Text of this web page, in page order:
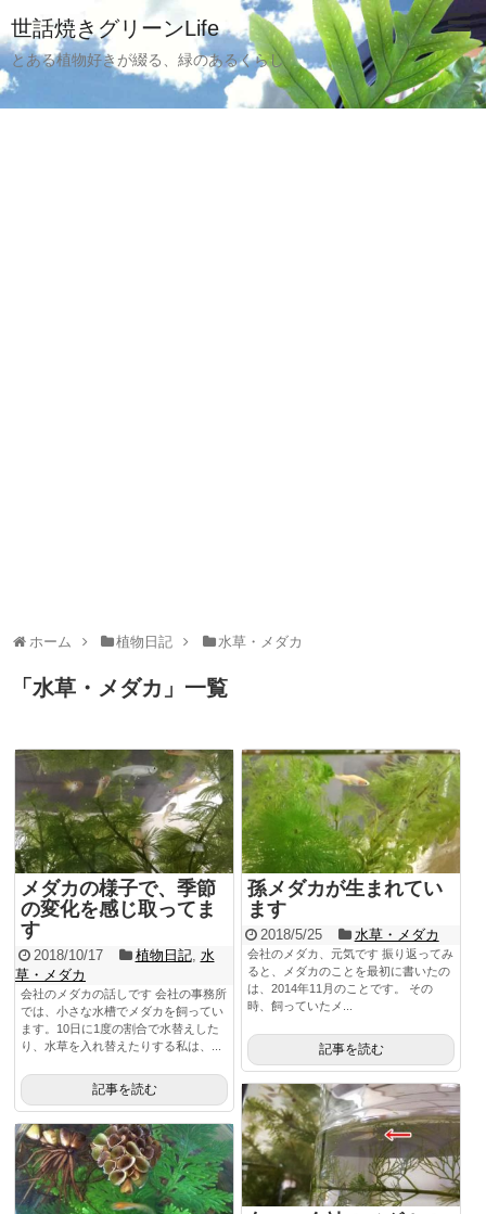
世話焼きグリーンLife
とある植物好きが綴る、緑のあるくらし
ホーム 植物日記 水草・メダカ
「 水草・メダカ 」 一覧
メダカの様子で、季節
の変化を感じ取ってま
す
2018/10/17 植物日記, 水
草・メダカ
会社のメダカの話しです 会社の事務所
では、小さな水槽でメダカを飼ってい
ます。10日に1度の割合で水替えした
り、水草を入れ替えたりする私は、...
記事を読む
孫メダカが生まれてい
ます
2018/5/25 水草・メダカ
会社のメダカ、元気です 振り返ってみ
ると、メダカのことを最初に書いたの
は、2014年11月のことです。 その
時、飼っていたメ...
記事を読む